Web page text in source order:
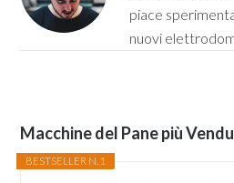
piace
nuovi
Macchine del Pane più
BESTSELLER N. 1